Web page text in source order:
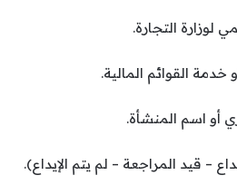
لوزارة التجارة.
القوائم المالية.
أو اسم المنشأة.
– قيد المراجعة – لم يتم الإيداع).